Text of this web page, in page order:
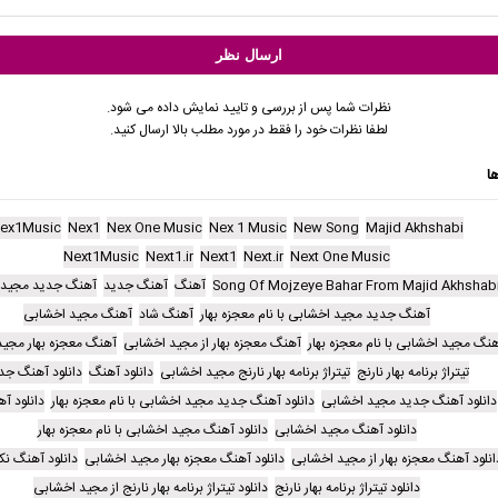
نظرات شما پس از بررسی و تایید نمایش داده می شود.
لطفا نظرات خود را فقط در مورد مطلب بالا ارسال کنید.
Majid Akhshabi
New Song
Nex 1 Music
Nex One Music
Nex1
Next One Music
Next.ir
Next1
Next1.ir
Next1Music
Song Of Mojzeye Bahar From Majid آهنگ آهنگ جدید آهنگ جدید
آهنگ جدید مجید اخشابی با نام معجزه بهار آهنگ شاد آهنگ مجید اخشابی
مجید اخشابی با نام معجزه بهار آهنگ معجزه بهار از مجید اخشابی آهنگ معجزه بهار
تیتراژ برنامه بهار نارنج تیتراژ برنامه بهار نارنج مجید اخشابی دانلود آهنگ دانلود آهنگ
دانلود آهنگ جدید مجید اخشابی دانلود آهنگ جدید مجید اخشابی با نام معجزه بهار دانلود
دانلود آهنگ مجید اخشابی دانلود آهنگ مجید اخشابی با نام معجزه بهار
آهنگ معجزه بهار از مجید اخشابی دانلود آهنگ معجزه بهار مجید اخشابی دانلود آهنگ
دانلود تیتراژ برنامه بهار نارنج دانلود تیتراژ برنامه بهار نارنج از مجید اخشابی